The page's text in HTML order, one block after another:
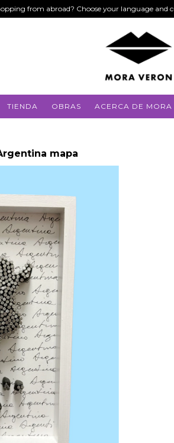
from abroad? Choose your language and
TIENDA OBRAS ACERCA DE MORA
mapa